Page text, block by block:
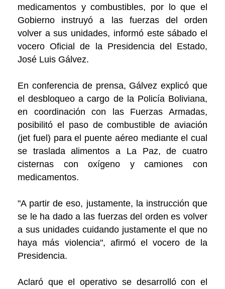
medicamentos y combustibles, por lo que el
Gobierno instruyó a las fuerzas del orden
volver a sus unidades, informó este sábado el
vocero Oficial de la Presidencia del Estado,
José Luis Gálvez.
En conferencia de prensa, Gálvez explicó que
el desbloqueo a cargo de la Policía Boliviana,
en coordinación con las Fuerzas Armadas,
posibilitó el paso de combustible de aviación
(jet fuel) para el puente aéreo mediante el cual
se traslada alimentos a La Paz, de cuatro
cisternas con oxígeno y camiones con
medicamentos.
"A partir de eso, justamente, la instrucción que
se le ha dado a las fuerzas del orden es volver
a sus unidades cuidando justamente el que no
haya más violencia", afirmó el vocero de la
Presidencia.
Aclaró que el operativo se desarrolló con el